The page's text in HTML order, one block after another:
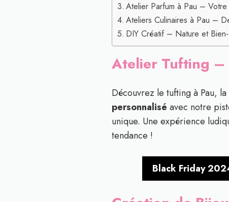
Atelier Parfum à Pau –
Ateliers Culinaires à Pau –
DIY Créatif – Nature et
Atelier Tufting –
Découvrez le tufting à Pau,
personnalisé avec notre
unique. Une expérience
tendance !
Black Friday